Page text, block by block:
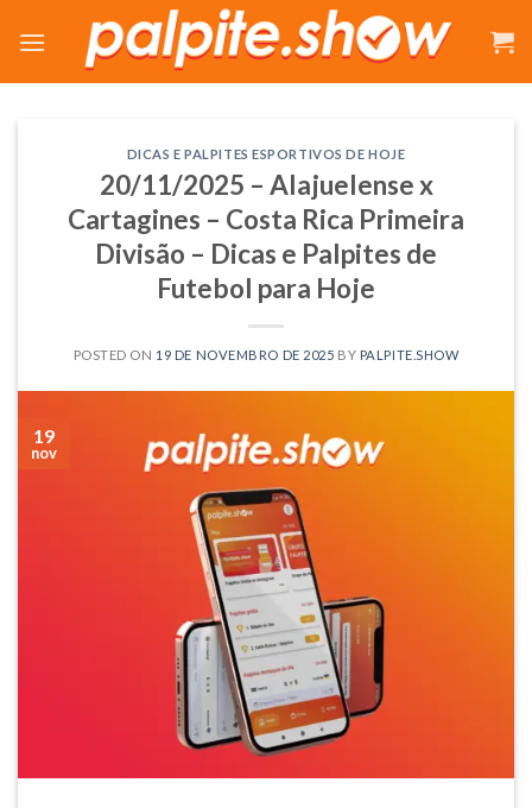
DICAS E PALPITES ESPORTIVOS DE HOJE
20/11/2025 – Alajuelense x
Cartagines – Costa Rica Primeira
Divisão – Dicas e Palpites de
Futebol para Hoje
POSTED ON 19 DE NOVEMBRO DE 2025 BY PALPITE.SHOW
19
nov